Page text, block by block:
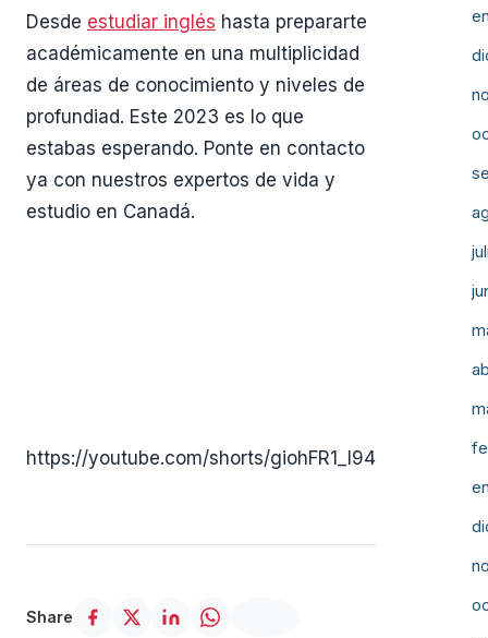
Desde estudiar inglés hasta prepararte
académicamente en una multiplicidad
de áreas de conocimiento y niveles de
profundiad. Este 2023 es lo que
estabas esperando. Ponte en contacto
ya con nuestros expertos de vida y
estudio en Canadá.
https://youtube.com/shorts/giohFR1_I94
Share